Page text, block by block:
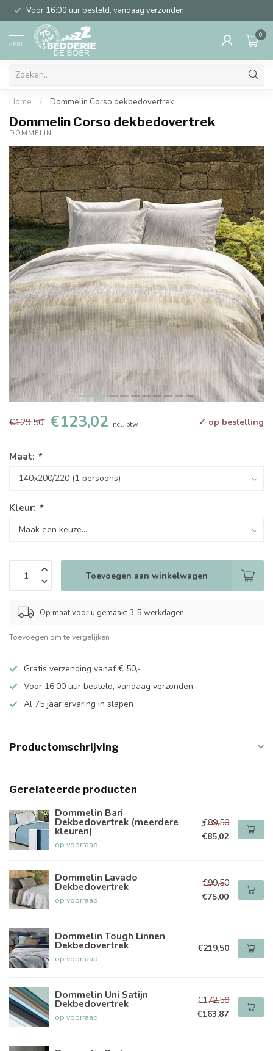
Voor 16:00 uur besteld, vandaag verzonden
MENU
0
Home / Dommelin Corso dekbedovertrek
Dommelin Corso dekbedovertrek
DOMMELIN
€129,50 €123,02 Incl. btw ✓ op bestelling
Maat: *
Kleur: *
Toevoegen aan winkelwagen
Op maat voor u gemaakt 3-5 werkdagen
Toevoegen om te vergelijken
Gratis verzending vanaf € 50,-
Voor 16:00 uur besteld, vandaag verzonden
Al 75 jaar ervaring in slapen
Productomschrijving
Gerelateerde producten
Dommelin Bari
Dekbedovertrek (meerdere
kleuren)
op voorraad
€89,50
€85,02
Dommelin Lavado
Dekbedovertrek
op voorraad
€99,50
€75,00
Dommelin Tough Linnen
Dekbedovertrek
op voorraad
€219,50
Dommelin Uni Satijn
Dekbedovertrek
op voorraad
€172,50
€163,87